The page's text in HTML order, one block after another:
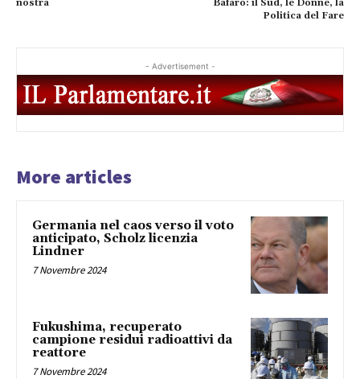
nostra
Bafaro: il Sud, le Donne, la
Politica del Fare
- Advertisement -
More articles
Germania nel caos verso il voto
anticipato, Scholz licenzia
Lindner
7 Novembre 2024
Fukushima, recuperato
campione residui radioattivi da
reattore
7 Novembre 2024